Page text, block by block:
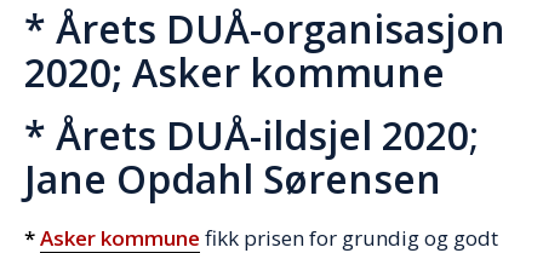
* Årets DUÅ-organisasjon
2020; Asker kommune
* Årets DUÅ-ildsjel 2020;
Jane Opdahl Sørensen
*Asker kommune fikk prisen for grundig og godt